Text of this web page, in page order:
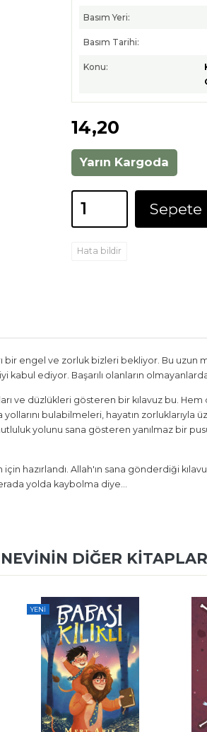
Basım Yeri:
Basım Tarihi:
Konu:
14,20
Yarın Kargoda
Sepete
Hata bildir
bir engel ve zorluk bizleri bekliyor. Bu uzun
ediyor. Başarılı olanların
ve düzlükleri gösteren bir kılavuz bu. Hem
yollarını bulabilmeleri, hayatın
yolunu sana gösteren yanılmaz bir
hazırlandı. Allah'ın sana gönderdiği
yolda kaybolma diye…
DIĞER
YENI